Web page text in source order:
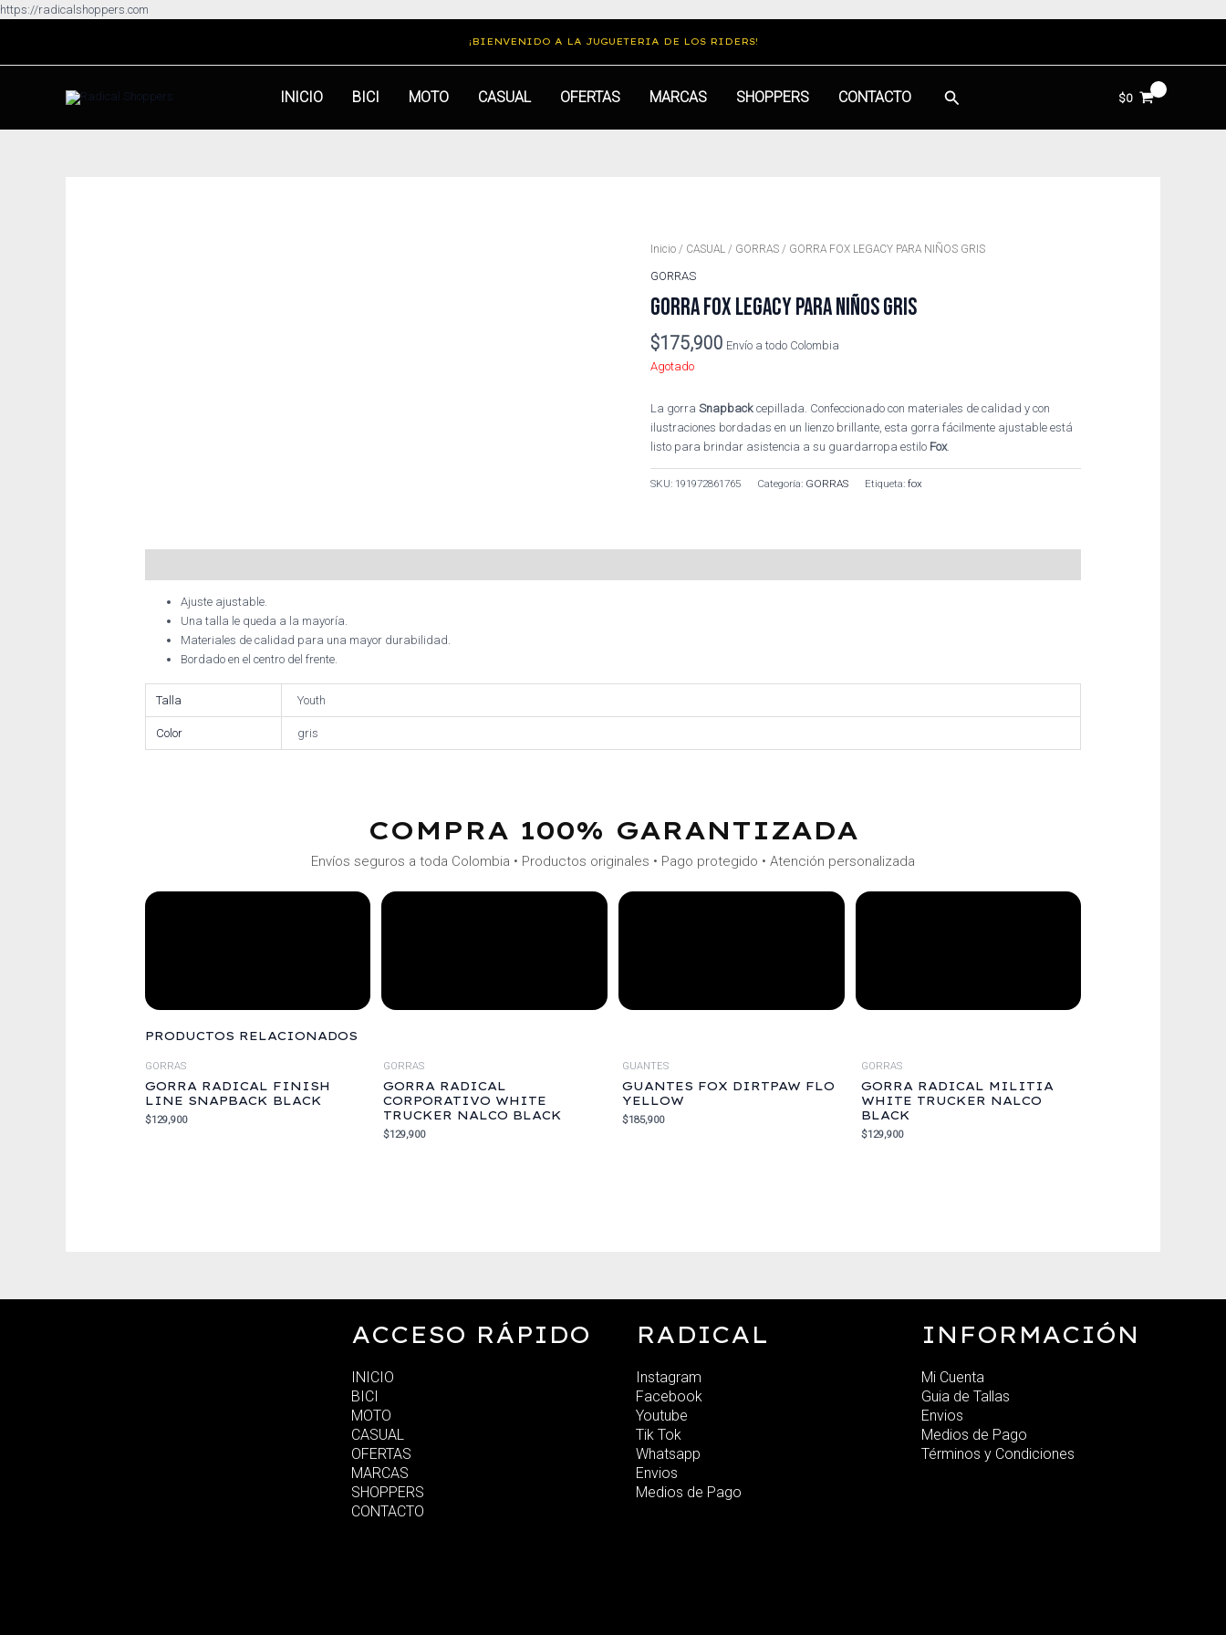
https://radicalshoppers.com
¡BIENVENIDO A LA JUGUETERIA DE LOS RIDERS!
INICIO BICI MOTO CASUAL OFERTAS MARCAS SHOPPERS CONTACTO Buscar $0
Inicio / CASUAL / GORRAS / GORRA FOX LEGACY PARA NIÑOS GRIS
GORRAS
GORRA FOX LEGACY PARA NIÑOS GRIS
$175,900 Envío a todo Colombia
Agotado
La gorraSnapbackcepillada. Confeccionado con materiales de calidad y con
ilustraciones bordadas en un lienzo brillante, esta gorra fácilmente ajustable está
listo para brindar asistencia a su guardarropa estilo Fox.
SKU: 191972861765 Categoría: GORRAS Etiqueta:fox
Ajuste ajustable.
Una talla le queda a la mayoría.
Materiales de calidad para una mayor durabilidad.
Bordado en el centro del frente.
Talla Youth
Color gris
COMPRA 100% GARANTIZADA
Envíos seguros a toda Colombia • Productos originales • Pago protegido • Atención personalizada
PRODUCTOS RELACIONADOS
GORRAS
GORRA RADICAL FINISH
LINE SNAPBACK BLACK
$129,900
GORRAS
GORRA RADICAL
CORPORATIVO WHITE
TRUCKER NALCO BLACK
$129,900
GUANTES
GUANTES FOX DIRTPAW FLO
YELLOW
$185,900
GORRAS
GORRA RADICAL MILITIA
WHITE TRUCKER NALCO
BLACK
$129,900
ACCESO RÁPIDO
INICIO
BICI
MOTO
CASUAL
OFERTAS
MARCAS
SHOPPERS
CONTACTO
RADICAL
Instagram
Facebook
Youtube
Tik Tok
Whatsapp
Envios
Medios de Pago
INFORMACIÓN
Mi Cuenta
Guia de Tallas
Envios
Medios de Pago
Términos y Condiciones